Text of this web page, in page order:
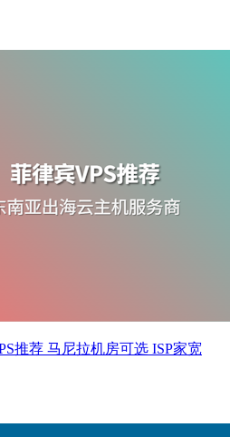
推荐 马尼拉机房可选 ISP家宽